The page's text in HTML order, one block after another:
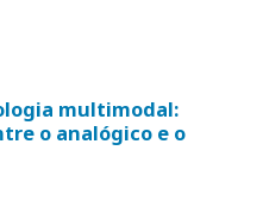
multimodal:
o analógico e o